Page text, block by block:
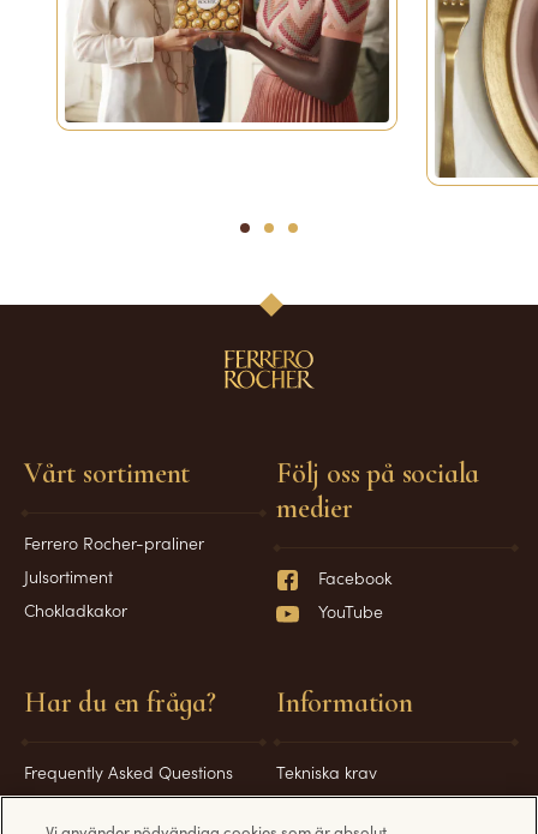
1 2 3
Vårt sortiment
Ferrero Rocher-praliner
Julsortiment
Chokladkakor
Har du en fråga?
Frequently Asked Questions
Kontakta oss
Information
Tekniska krav
Integritetspolicy
Följ oss på sociala
medier
Facebook
YouTube